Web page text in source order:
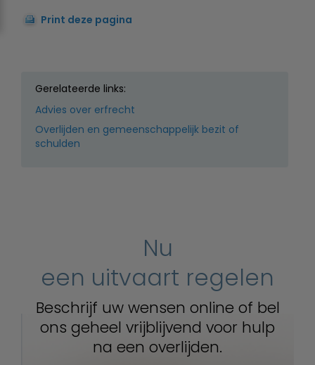
Print deze pagina
Gerelateerde links:
Advies over erfrecht
Overlijden en gemeenschappelijk bezit of
schulden
Nu
een uitvaart regelen
Beschrijf uw wensen online of bel
ons geheel vrijblijvend voor hulp
na een overlijden.